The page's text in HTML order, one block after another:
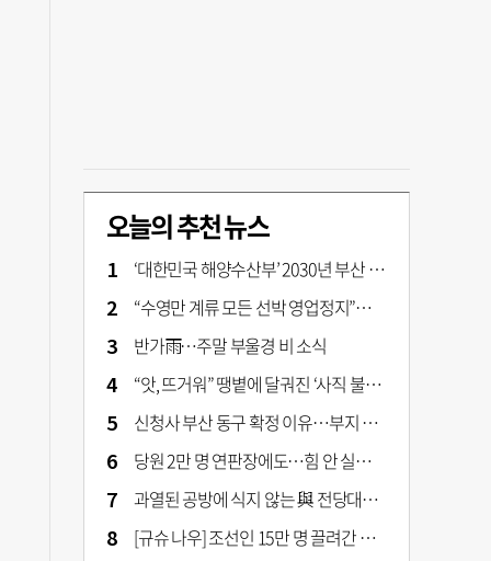
오늘의 추천 뉴스
‘대한민국 해양수산부’ 2030년 부산 북항시대 연다
“수영만 계류 모든 선박 영업정지”… 재개발 속도전
반가雨…주말 부울경 비 소식
“앗, 뜨거워” 땡볕에 달궈진 ‘사직 불가마’ 관중석 무려 70도
신청사 부산 동구 확정 이유…부지 용이성·접근성·집적 가능성이 운명 갈랐다 [해수부 북항 시대]
당원 2만 명 연판장에도…힘 안 실리는 ‘장동혁 사퇴’ 공세
과열된 공방에 식지 않는 與 전당대회… 호남·수도권 집중하는 후보들
[규슈 나우] 조선인 15만 명 끌려간 치쿠호 탄광… 대를 이은 진실 캐기